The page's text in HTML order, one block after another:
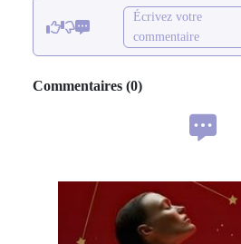
Écrivez votre
commentaire
Commentaires (0)